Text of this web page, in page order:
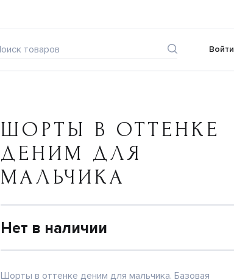
Войти
ШОРТЫ В ОТТЕНКЕ
ДЕНИМ ДЛЯ
МАЛЬЧИКА
Нет в наличии
Шорты в оттенке деним для мальчика. Базовая